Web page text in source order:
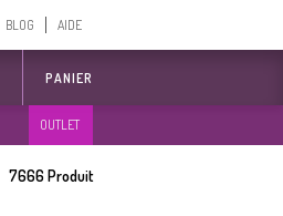
BLOG AIDE
PANIER
OUTLET
7666Produit